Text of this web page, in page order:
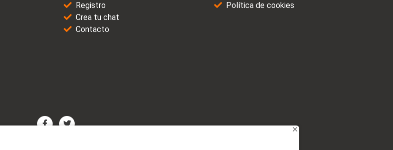
Registro
Crea tu chat
Contacto
Política de cookies